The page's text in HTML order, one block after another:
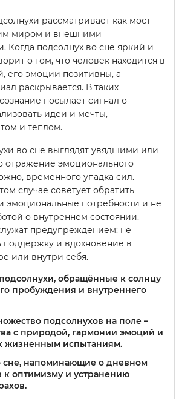
рассматривает как мост
миром и внешними
Когда подсолнух во сне яркий и
о том, что человек находится в
его эмоции позитивны, а
раскрывается. В таких
посылает сигнал о
идеи и мечты,
и теплом.
во сне выглядят увядшими или
отражение эмоционального
временного упадка сил.
случае советует обратить
эмоциональные потребности и не
о внутреннем состоянии.
предупреждением: не
поддержку и вдохновение в
или внутри себя.
обращённые к солнцу
пробуждения и внутреннего
подсолнухов на поле –
с природой, гармонии эмоций и
жизненным испытаниям.
сне, напоминающие о дневном
к оптимизму и устранению